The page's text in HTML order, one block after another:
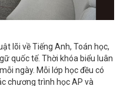
lõi về Tiếng Anh, Toán học,
quốc tế. Thời khóa biểu luân
ngày. Mỗi lớp học đều có
chương trình học AP và